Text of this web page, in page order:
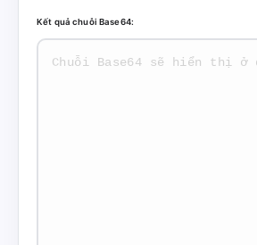
Kết quả chuỗi Base64: